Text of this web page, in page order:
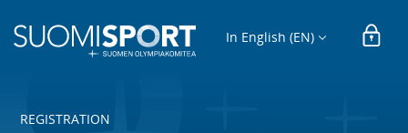
In English (EN)
REGISTRATION